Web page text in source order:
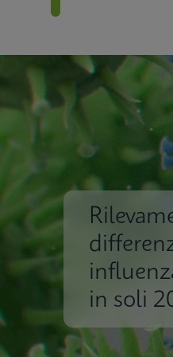
in soli